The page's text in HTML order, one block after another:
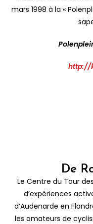
mars 1998 à la «
http://
De
Le Centre du Tour
d’expériences
d’Audenarde en
les amateurs de